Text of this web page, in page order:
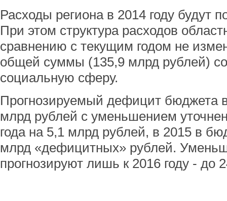
Расходы региона в 2014 году будут
При этом структура расходов
сравнению с текущим годом не
общей суммы (135,9 млрд рублей)
социальную сферу.
Прогнозируемый дефицит бюджета в
млрд рублей с уменьшением
года на 5,1 млрд рублей, в 2015 в
млрд «дефицитных» рублей.
прогнозируют лишь к 2016 году - до